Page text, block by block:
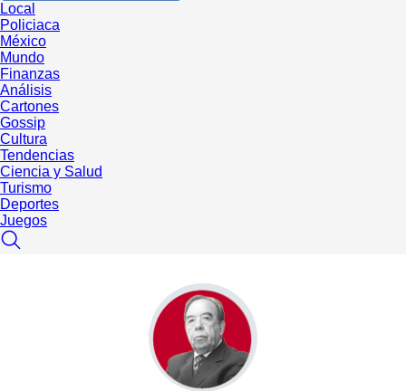
Local
Policiaca
México
Mundo
Finanzas
Análisis
Cartones
Gossip
Cultura
Tendencias
Ciencia y Salud
Turismo
Deportes
Juegos